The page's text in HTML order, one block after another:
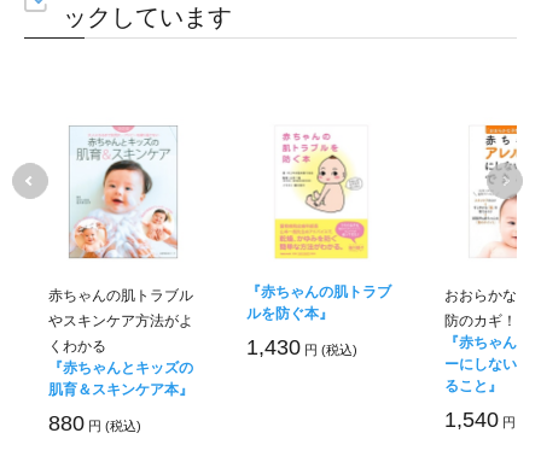
ックしています
赤ちゃんの肌トラブル
やスキンケア方法がよ
くわかる
『赤ちゃんとキッズの
肌育＆スキンケア本』
880 円 (税込)
『赤ちゃんの肌トラブ
ルを防ぐ本』
1,430 円 (税込)
おおらかな子
防のカギ！
『赤ちゃんを
ーにしないた
ること』
1,540 円 (税